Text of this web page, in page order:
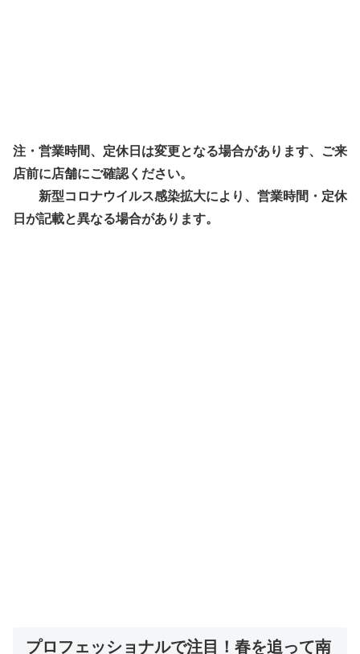
注・営業時間、定休日は変更となる場合があります、ご来
店前に店舗にご確認ください。
新型コロナウイルス感染拡大により、営業時間・定休
日が記載と異なる場合があります。
プロフェッショナルで注目！ 春を追って南